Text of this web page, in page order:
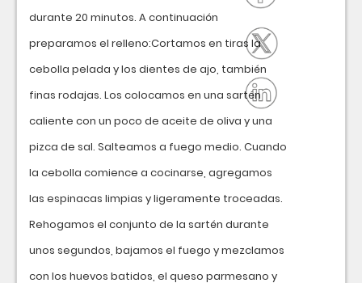
durante 20 minutos. A continuación
preparamos el relleno:Cortamos en tiras la
cebolla pelada y los dientes de ajo, también
finas rodajas. Los colocamos en una sartén
caliente con un poco de aceite de oliva y una
pizca de sal. Salteamos a fuego medio. Cuando
la cebolla comience a cocinarse, agregamos
las espinacas limpias y ligeramente troceadas.
Rehogamos el conjunto de la sartén durante
unos segundos, bajamos el fuego y mezclamos
con los huevos batidos, el queso parmesano y